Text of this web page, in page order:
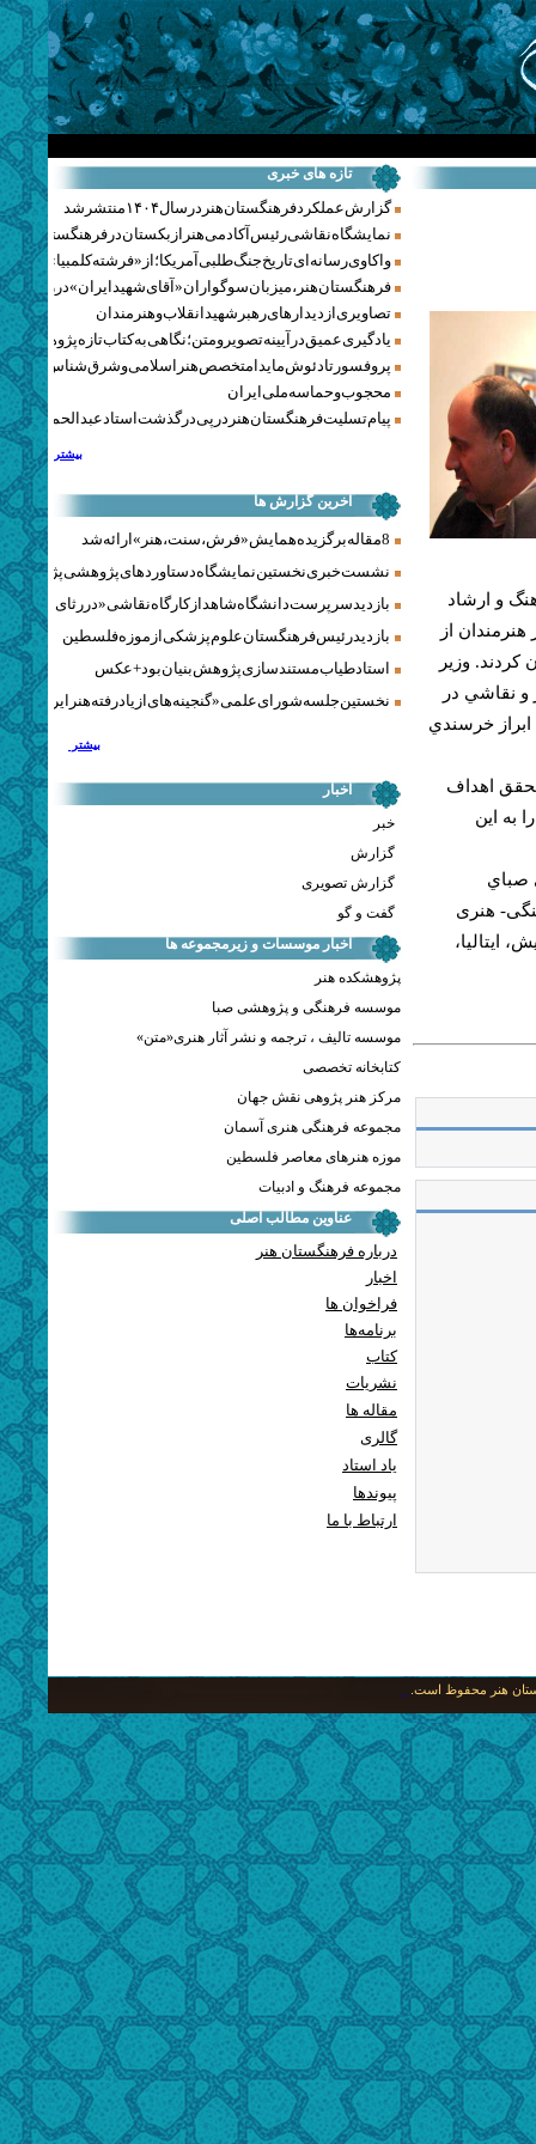
تازه های خبری
گزارش عملکرد فرهنگستان هنر در سال ۱۴۰۴ منتشر شد
نمایشگاه نقاشی رئیس آکادمی هنر ازبکستان در فرهنگستان هنر
واکاوی رسانه‌ای تاریخ جنگ‌طلبی آمریکا؛ از «فرشته کلمبیا» تا
فرهنگستان هنر، میزبان سوگواران «آقای شهید ایران» در
تصاویری از دیدارهای رهبر شهید انقلاب و هنرمندان
یادگیری عمیق در آیینه تصویر و متن؛ نگاهی به کتاب تازه پژوهشکده
پروفسور تادئوش مایدا متخصص هنر اسلامی و شرق‌شناس
محجوب و حماسه ملی ایران
پیام تسلیت فرهنگستان هنر در پی درگذشت استاد عبدالحمید
بیشتر
آخرین گزارش ها
8 مقاله برگزیده همایش «فرش، سنت، هنر» ارائه شد
نشست خبری نخستین نمایشگاه دستاوردهای پژوهشی
بازدید سرپرست دانشگاه شاهد از کارگاه نقاشی «در رثای سیمرغ
بازدید رئیس فرهنگستان علوم پزشکی از موزه فلسطین
استاد طیاب مستندسازی پژوهش‌بنیان بود + عکس
نخستین جلسه شورای علمی «گنجینه‌های ازیادرفته هنر ایران»
بیشتر
اخبار
خبر
گزارش
گزارش تصویری
گفت و گو
اخبار موسسات و زیرمجموعه ها
پژوهشکده هنر
موسسه فرهنگی و پژوهشی صبا
موسسه تالیف ، ترجمه و نشر آثار هنری«متن»
کتابخانه تخصصی
مرکز هنر پژوهی نقش جهان
مجموعه فرهنگی هنری آسمان
موزه هنرهای معاصر فلسطین
مجموعه فرهنگ و ادبیات
عناوین مطالب اصلی
درباره فرهنگستان هنر
اخبار
فراخوان ها
برنامه‌ها
کتاب
نشریات
مقاله ها
گالری
یاد استاد
پيوندها
ارتباط با ما
و ارشاد
از
وزير
و نقاشي در
خرسندي
اهداف
به اين
صباي
هنری
ايتاليا،
هنر محفوظ است.